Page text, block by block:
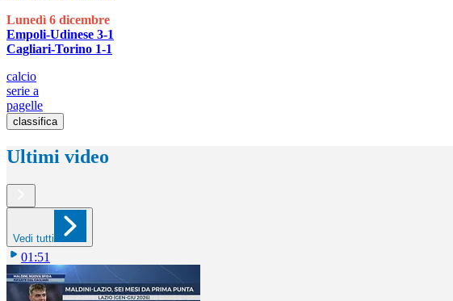
Lunedì 6 dicembre
Empoli-Udinese 3-1
Cagliari-Torino 1-1
calcio
serie a
pagelle
classifica
Ultimi video
Vedi tutti
01:51